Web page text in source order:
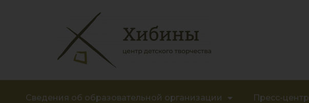
Сведения об образовательной организации Пресс-центр